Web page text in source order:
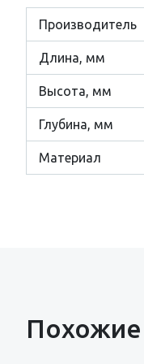
Производитель
Длина, мм
Высота, мм
Глубина, мм
Материал